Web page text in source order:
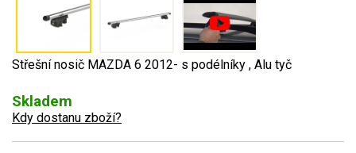
Střešní nosič MAZDA 6 2012- s podélníky , Alu tyč
Skladem
Kdy dostanu zboží?